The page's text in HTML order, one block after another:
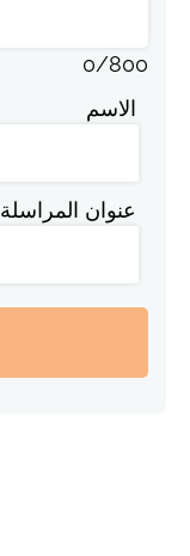
0/800
الاسم
عنوان المراسلة